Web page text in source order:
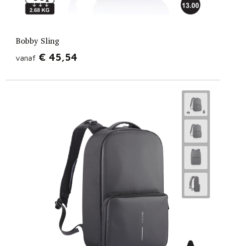
Bobby Sling
vanaf € 45,54